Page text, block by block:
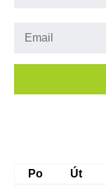
Po
Út